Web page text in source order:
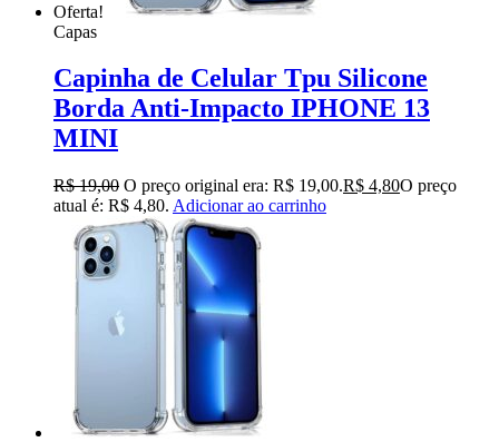
Oferta!
Capas
Capinha de Celular Tpu Silicone
Borda Anti-Impacto IPHONE 13
MINI
R$19,00 O preço original era: R$ 19,00.R$ 4,80O preço
atual é: R$ 4,80. Adicionar ao carrinho